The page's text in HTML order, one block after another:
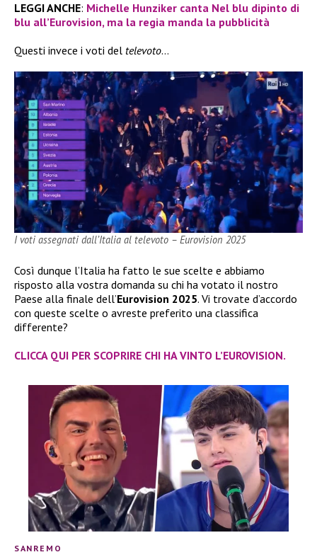
LEGGI ANCHE: Michelle Hunziker canta Nel blu dipinto di
blu all’Eurovision, ma la regia manda la pubblicità
Questi invece i voti del televoto…
I voti assegnati dall’Italia al televoto – Eurovision 2025
Così dunque l’Italia ha fatto le sue scelte e abbiamo
risposto alla vostra domanda su chi ha votato il nostro
Paese alla finale dell’Eurovision 2025. Vi trovate d’accordo
con queste scelte o avreste preferito una classifica
differente?
CLICCA QUI PER SCOPRIRE CHI HA VINTO L’EUROVISION.
SANREMO